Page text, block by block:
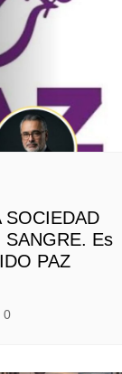
SOCIEDAD
SANGRE. Es
PAZ
0